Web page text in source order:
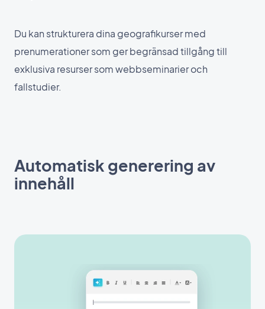
Du kan strukturera dina geografikurser med
prenumerationer som ger begränsad tillgång till
exklusiva resurser som webbseminarier och
fallstudier.
Automatisk generering av
innehåll